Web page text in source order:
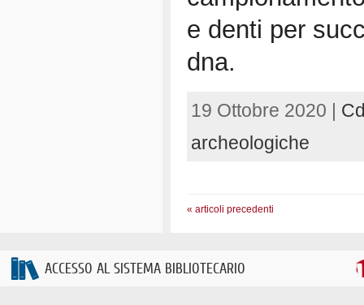
e denti per
dna.
19 Ottobre 2020 |
archeologiche
« articoli precedenti
ACCESSO AL SISTEMA BIBLIOTECARIO